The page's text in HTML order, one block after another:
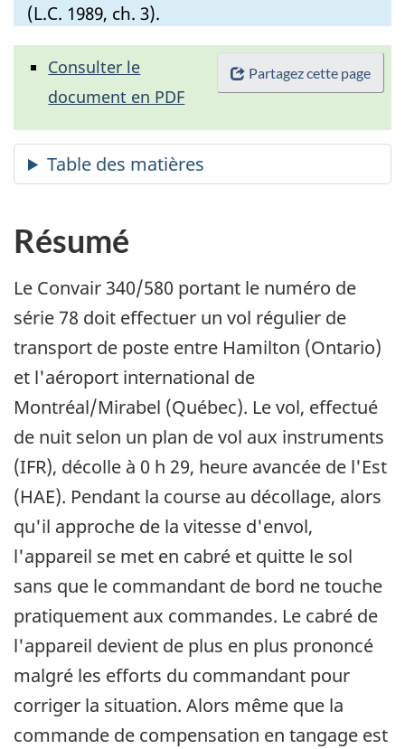
(L.C. 1989, ch. 3).
Partagez cette page
Consulter le
document en PDF
Résumé
Le Convair 340/580 portant le numéro de
série 78 doit effectuer un vol régulier de
transport de poste entre Hamilton (Ontario)
et l'aéroport international de
Montréal/Mirabel (Québec). Le vol, effectué
de nuit selon un plan de vol aux instruments
(IFR), décolle à 0 h 29, heure avancée de l'Est
(HAE). Pendant la course au décollage, alors
qu'il approche de la vitesse d'envol,
l'appareil se met en cabré et quitte le sol
sans que le commandant de bord ne touche
pratiquement aux commandes. Le cabré de
l'appareil devient de plus en plus prononcé
malgré les efforts du commandant pour
corriger la situation. Alors même que la
commande de compensation en tangage est